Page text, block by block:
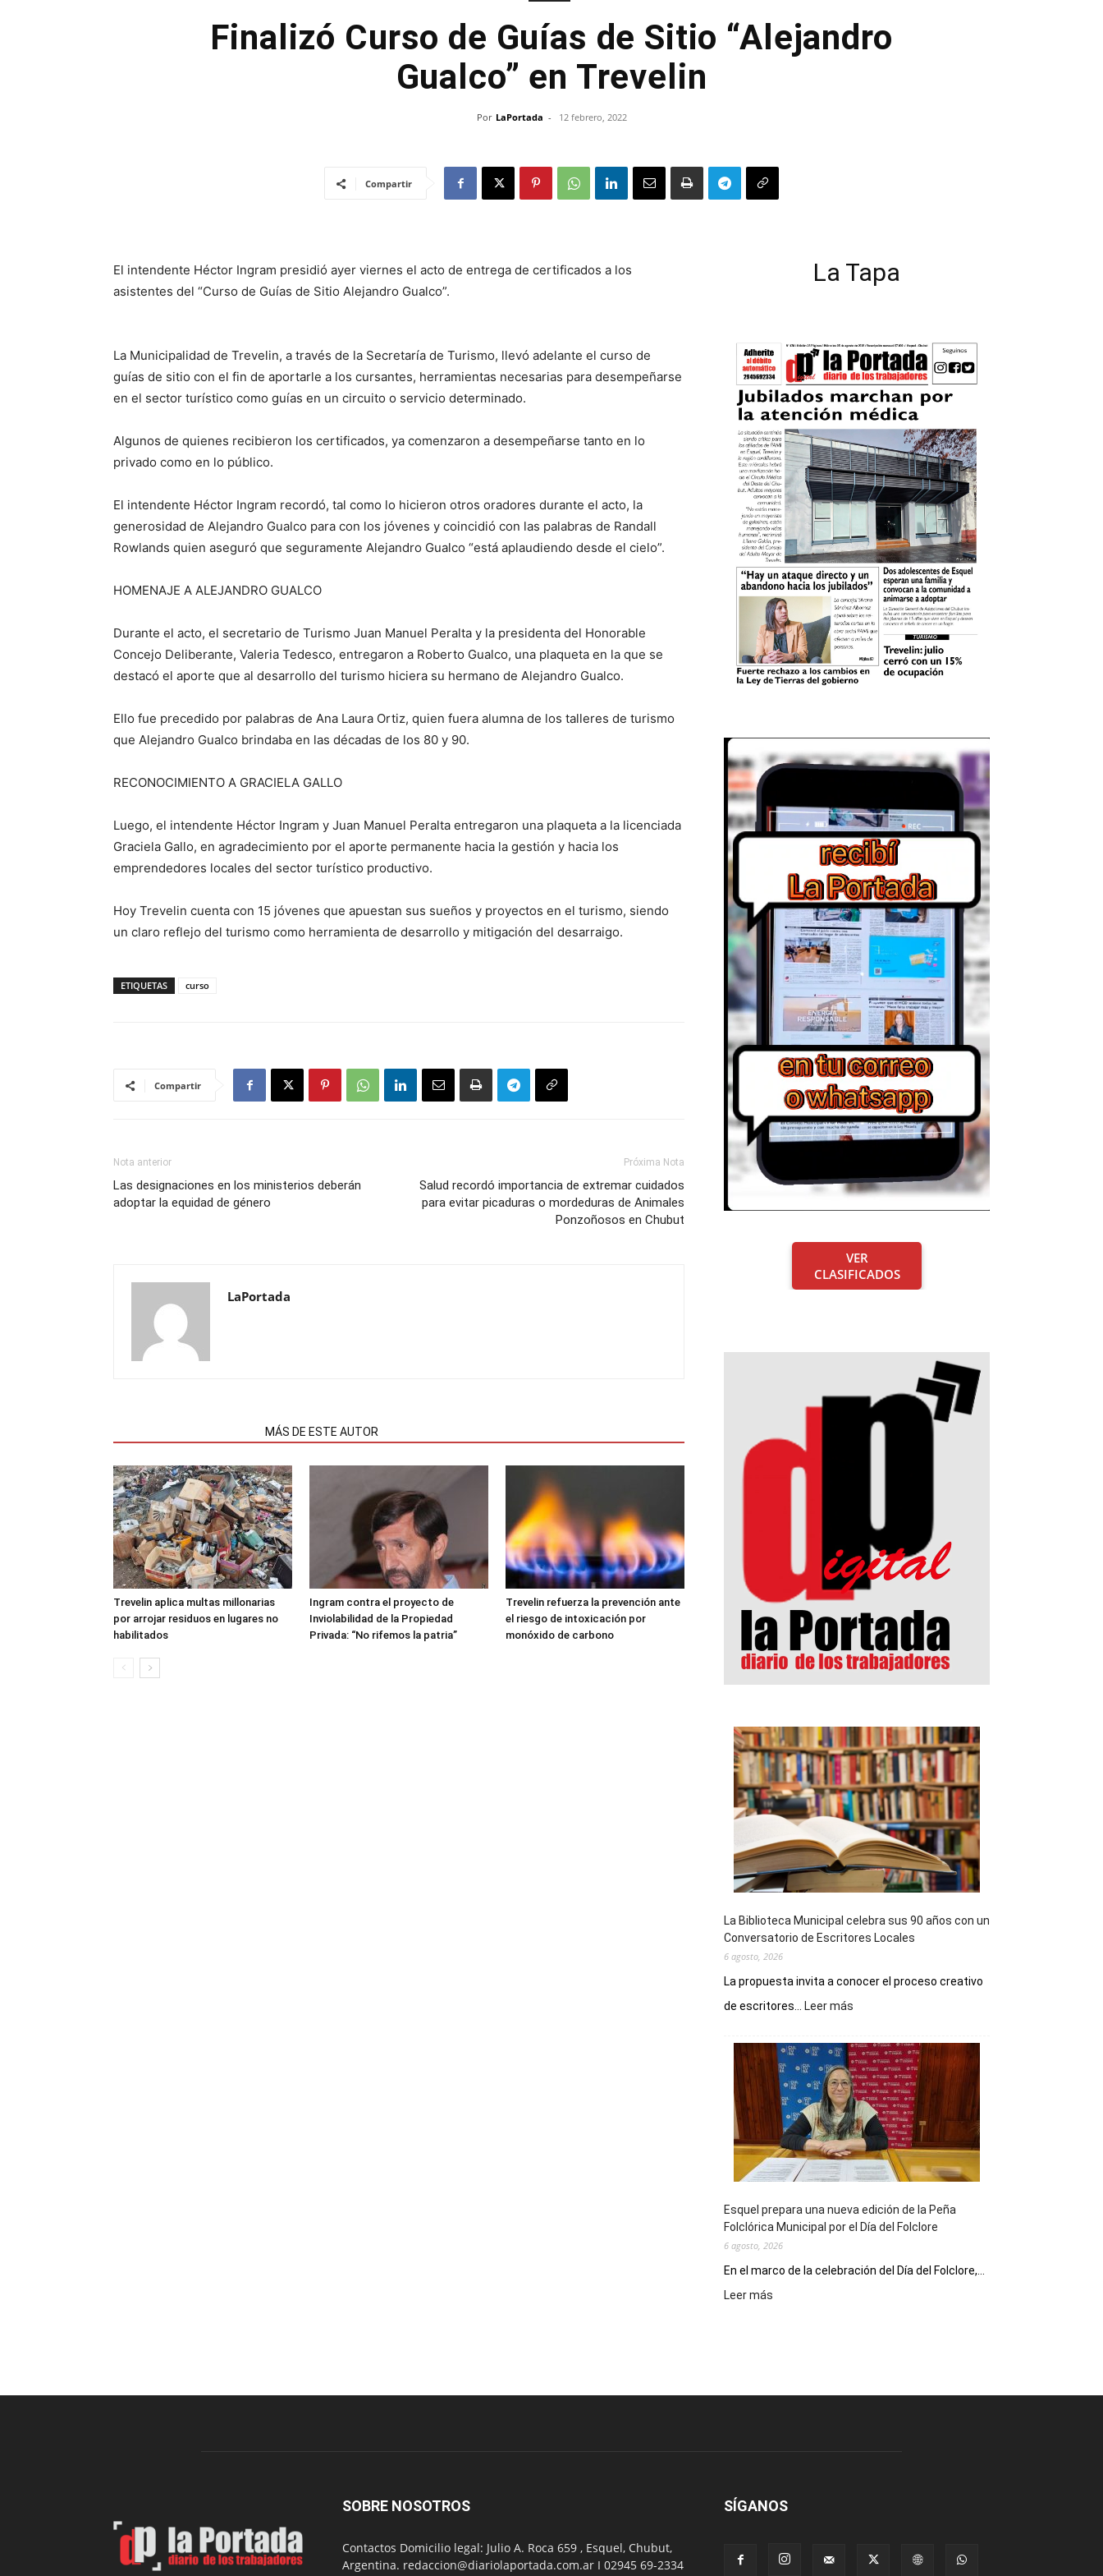
Finalizó Curso de Guías de Sitio “Alejandro
Gualco” en Trevelin
Por LaPortada - 12 febrero, 2022
Compartir
El intendente Héctor Ingram presidió ayer viernes el acto de entrega de certificados a los
asistentes del “Curso de Guías de Sitio Alejandro Gualco”.
La Municipalidad de Trevelin, a través de la Secretaría de Turismo, llevó adelante el curso de
guías de sitio con el fin de aportarle a los cursantes, herramientas necesarias para desempeñarse
en el sector turístico como guías en un circuito o servicio determinado.
Algunos de quienes recibieron los certificados, ya comenzaron a desempeñarse tanto en lo
privado como en lo público.
El intendente Héctor Ingram recordó, tal como lo hicieron otros oradores durante el acto, la
generosidad de Alejandro Gualco para con los jóvenes y coincidió con las palabras de Randall
Rowlands quien aseguró que seguramente Alejandro Gualco “está aplaudiendo desde el cielo”.
HOMENAJE A ALEJANDRO GUALCO
Durante el acto, el secretario de Turismo Juan Manuel Peralta y la presidenta del Honorable
Concejo Deliberante, Valeria Tedesco, entregaron a Roberto Gualco, una plaqueta en la que se
destacó el aporte que al desarrollo del turismo hiciera su hermano de Alejandro Gualco.
Ello fue precedido por palabras de Ana Laura Ortiz, quien fuera alumna de los talleres de turismo
que Alejandro Gualco brindaba en las décadas de los 80 y 90.
RECONOCIMIENTO A GRACIELA GALLO
Luego, el intendente Héctor Ingram y Juan Manuel Peralta entregaron una plaqueta a la licenciada
Graciela Gallo, en agradecimiento por el aporte permanente hacia la gestión y hacia los
emprendedores locales del sector turístico productivo.
Hoy Trevelin cuenta con 15 jóvenes que apuestan sus sueños y proyectos en el turismo, siendo
un claro reflejo del turismo como herramienta de desarrollo y mitigación del desarraigo.
ETIQUETAS curso
Compartir
Nota anterior
Las designaciones en los ministerios deberán
adoptar la equidad de género
Próxima Nota
Salud recordó importancia de extremar cuidados
para evitar picaduras o mordeduras de Animales
Ponzoñosos en Chubut
LaPortada
MÁS DE ESTE AUTOR
Trevelin aplica multas millonarias
por arrojar residuos en lugares no
habilitados
Ingram contra el proyecto de
Inviolabilidad de la Propiedad
Privada: “No rifemos la patria”
Trevelin refuerza la prevención ante
el riesgo de intoxicación por
monóxido de carbono
La Tapa
VER
CLASIFICADOS
La Biblioteca Municipal celebra sus 90 años con un
Conversatorio de Escritores Locales
6 agosto, 2026
La propuesta invita a conocer el proceso creativo
de escritores...
Leer más
Municipal
celebra
sus
90
años
con
un
Conversatorio
Escritores
Locales
Esquel prepara una nueva edición de la Peña
Folclórica Municipal por el Día del Folclore
6 agosto, 2026
En el marco de la celebración del Día del Folclore,...
Leer más
de
el
Folclore
SOBRE NOSOTROS
Contactos Domicilio legal: Julio A. Roca 659 , Esquel, Chubut,
Argentina. redaccion@diariolaportada.com.ar I 02945 69-2334
SÍGANOS